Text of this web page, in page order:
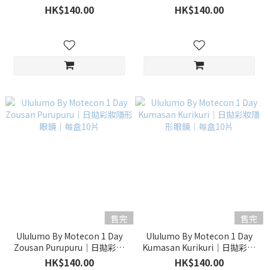
隱形眼鏡｜每盒10片
HK$140.00
妝隱形眼鏡｜每盒10片
HK$140.00
售完
Ululumo By Motecon 1 Day
Zousan Purupuru｜日拋彩妝
隱形眼鏡｜每盒10片
HK$140.00
售完
Ululumo By Motecon 1 Day
Kumasan Kurikuri｜日拋彩妝
隱形眼鏡｜每盒10片
HK$140.00